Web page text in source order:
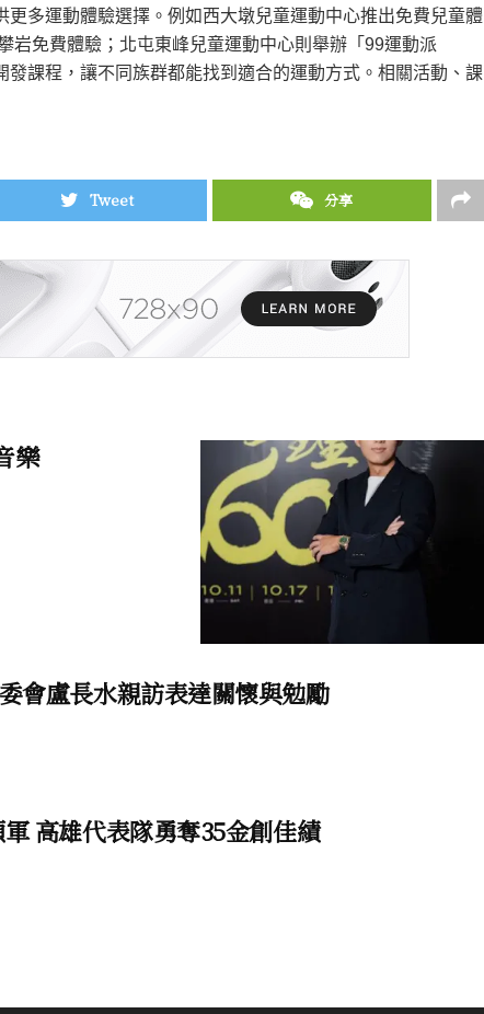
多運動體驗選擇。例如西大墩兒童運動中心推出免費兒童體
岩免費體驗；北屯東峰兒童運動中心則舉辦「99運動派
課程，讓不同族群都能找到適合的運動方式。相關活動、課
Tweet 分享
樂
會盧長水親訪表達關懷與勉勵
高雄代表隊勇奪35金創佳績